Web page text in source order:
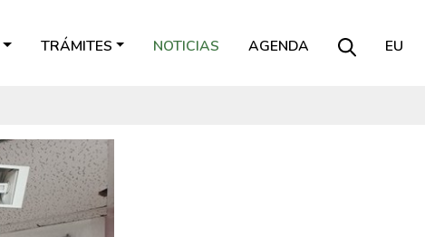
TRÁMITES NOTICIAS AGENDA EU